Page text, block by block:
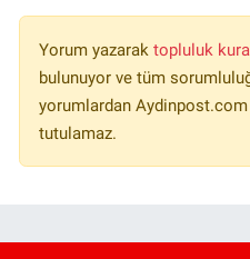
Yorum yazarak topluluk
bulunuyor ve tüm
yorumlardan
tutulamaz.